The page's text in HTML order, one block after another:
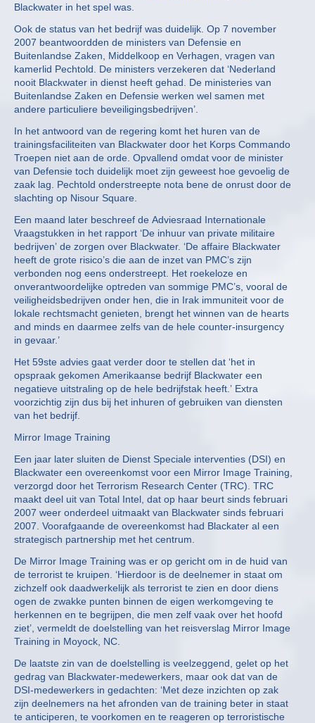
Blackwater in het spel was.
Ook de status van het bedrijf was duidelijk. Op 7 november
2007 beantwoordden de ministers van Defensie en
Buitenlandse Zaken, Middelkoop en Verhagen, vragen van
kamerlid Pechtold. De ministers verzekeren dat ‘Nederland
nooit Blackwater in dienst heeft gehad. De ministeries van
Buitenlandse Zaken en Defensie werken wel samen met
andere particuliere beveiligingsbedrijven’.
In het antwoord van de regering komt het huren van de
trainingsfaciliteiten van Blackwater door het Korps Commando
Troepen niet aan de orde. Opvallend omdat voor de minister
van Defensie toch duidelijk moet zijn geweest hoe gevoelig de
zaak lag. Pechtold onderstreepte nota bene de onrust door de
slachting op Nisour Square.
Een maand later beschreef de Adviesraad Internationale
Vraagstukken in het rapport ‘De inhuur van private militaire
bedrijven’ de zorgen over Blackwater. ‘De affaire Blackwater
heeft de grote risico’s die aan de inzet van PMC’s zijn
verbonden nog eens onderstreept. Het roekeloze en
onverantwoordelijke optreden van sommige PMC’s, vooral de
veiligheidsbedrijven onder hen, die in Irak immuniteit voor de
lokale rechtsmacht genieten, brengt het winnen van de hearts
and minds en daarmee zelfs van de hele counter-insurgency
in gevaar.’
Het 59ste advies gaat verder door te stellen dat ‘het in
opspraak gekomen Amerikaanse bedrijf Blackwater een
negatieve uitstraling op de hele bedrijfstak heeft.’ Extra
voorzichtig zijn dus bij het inhuren of gebruiken van diensten
van het bedrijf.
Mirror Image Training
Een jaar later sluiten de Dienst Speciale interventies (DSI) en
Blackwater een overeenkomst voor een Mirror Image Training,
verzorgd door het Terrorism Research Center (TRC). TRC
maakt deel uit van Total Intel, dat op haar beurt sinds februari
2007 weer onderdeel uitmaakt van Blackwater sinds februari
2007. Voorafgaande de overeenkomst had Blackater al een
strategisch partnership met het centrum.
De Mirror Image Training was er op gericht om in de huid van
de terrorist te kruipen. ‘Hierdoor is de deelnemer in staat om
zichzelf ook daadwerkelijk als terrorist te zien en door diens
ogen de zwakke punten binnen de eigen werkomgeving te
herkennen en te begrijpen, die men zelf vaak over het hoofd
ziet’, vermeldt de doelstelling van het reisverslag Mirror Image
Training in Moyock, NC.
De laatste zin van de doelstelling is veelzeggend, gelet op het
gedrag van Blackwater-medewerkers, maar ook dat van de
DSI-medewerkers in gedachten: ‘Met deze inzichten op zak
zijn deelnemers na het afronden van de training beter in staat
te anticiperen, te voorkomen en te reageren op terroristische